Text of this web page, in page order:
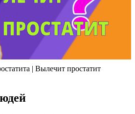
| Вылечит простатит